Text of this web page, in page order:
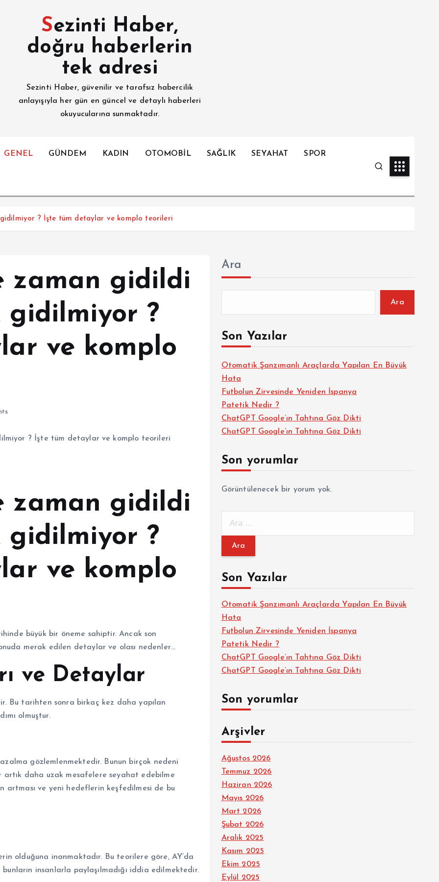
Sezinti Haber,
doğru haberlerin
tek adresi
Sezinti Haber, güvenilir ve tarafsız habercilik
anlayışıyla her gün en güncel ve detaylı haberleri
okuyucularına sunmaktadır.
GENEL GÜNDEM KADIN OTOMOBİL SAĞLIK SEYAHAT SPOR
gidilmiyor ? İşte tüm detaylar ve komplo teorileri
zaman gidildi
gidilmiyor ?
ve komplo
zaman gidildi
gidilmiyor ?
ve komplo
büyük bir öneme sahiptir. Ancak son
merak edilen detaylar ve olası nedenler…
ve Detaylar
Bu tarihten sonra birkaç kez daha yapılan
olmuştur.
gözlemlenmektedir. Bunun birçok nedeni
artık daha uzak mesafelere seyahat edebilme
artması ve yeni hedeflerin keşfedilmesi de bu
olduğuna inanmaktadır. Bu teorilere göre, AY’da
insanlarla paylaşılmadığı iddia edilmektedir.
Ara
Ara
Son Yazılar
Otomatik Şanzımanlı Araçlarda Yapılan En Büyük
Hata
Futbolun Zirvesinde Yeniden İspanya
Patetik Nedir ?
ChatGPT Google’ın Tahtına Göz Dikti
ChatGPT Google’ın Tahtına Göz Dikti
Son yorumlar
Görüntülenecek bir yorum yok.
m
:Son Yazılar
Otomatik Şanzımanlı Araçlarda Yapılan En Büyük
Hata
Futbolun Zirvesinde Yeniden İspanya
Patetik Nedir ?
ChatGPT Google’ın Tahtına Göz Dikti
ChatGPT Google’ın Tahtına Göz Dikti
Son yorumlar
Arşivler
Ağustos 2026
Temmuz 2026
Haziran 2026
Mayıs 2026
Mart 2026
Şubat 2026
Aralık 2025
Kasım 2025
Ekim 2025
Eylül 2025